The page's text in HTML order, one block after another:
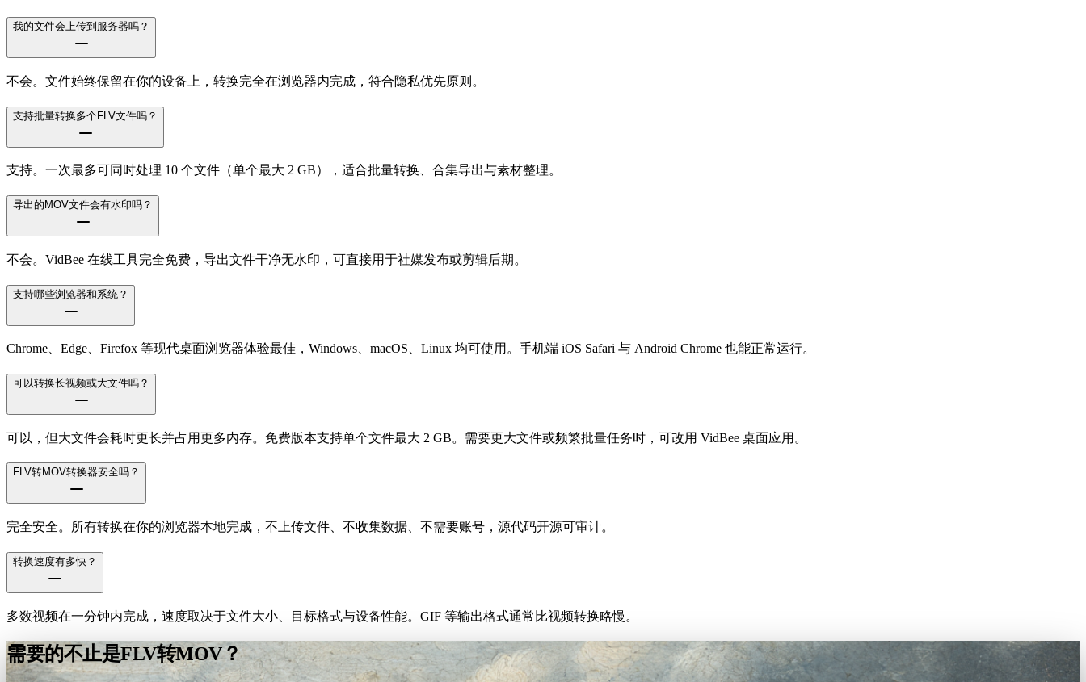
我的文件会上传到服务器吗？
不会。文件始终保留在你的设备上，转换完全在浏览器内完成，符合隐私优先原则。
支持批量转换多个FLV文件吗？
支持。一次最多可同时处理 10 个文件（单个最大 2 GB），适合批量转换、合集导出与素材整理。
导出的MOV文件会有水印吗？
不会。VidBee 在线工具完全免费，导出文件干净无水印，可直接用于社媒发布或剪辑后期。
支持哪些浏览器和系统？
Chrome、Edge、Firefox 等现代桌面浏览器体验最佳，Windows、macOS、Linux 均可使用。手机端 iOS Safari 与 Android Chrome 也能正常运行。
可以转换长视频或大文件吗？
可以，但大文件会耗时更长并占用更多内存。免费版本支持单个文件最大 2 GB。需要更大文件或频繁批量任务时，可改用 VidBee 桌面应用。
FLV转MOV转换器安全吗？
完全安全。所有转换在你的浏览器本地完成，不上传文件、不收集数据、不需要账号，源代码开源可审计。
转换速度有多快？
多数视频在一分钟内完成，速度取决于文件大小、目标格式与设备性能。GIF 等输出格式通常比视频转换略慢。
需要的不止是FLV转MOV？